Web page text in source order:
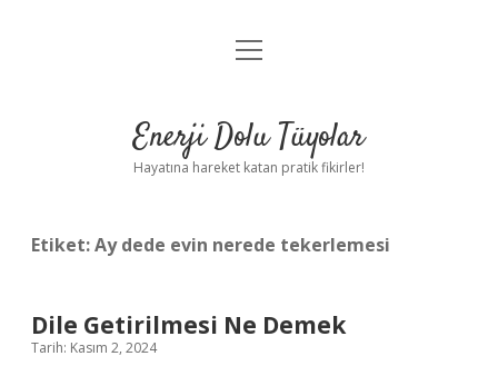
Anasayfa
Yasal Uyarı
menüyü
Enerji Dolu Tüyolar
Hayatına hareket katan pratik fikirler!
Etiket:Ay dede evin nerede tekerlemesi
Dile Getirilmesi Ne Demek
Tarih: Kasım 2, 2024